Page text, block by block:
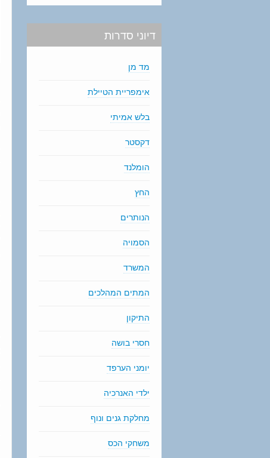
דיוני סדרות
מד מן
אימפריית הטיילת
בלש אמיתי
דקסטר
הומלנד
החץ
הנותרים
הסמויה
המשרד
המתים המהלכים
התיקון
חסרי בושה
יומני הערפד
ילדי האנרכיה
מחלקת גנים ונוף
משחקי הכס